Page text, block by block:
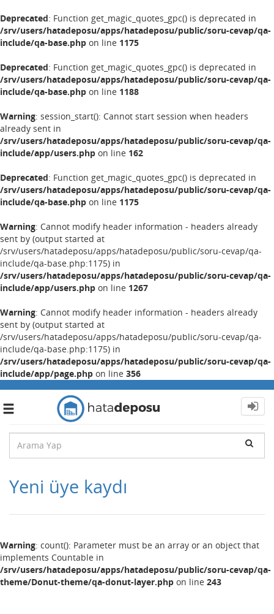
Deprecated: Function get_magic_quotes_gpc() is deprecated in
/srv/users/hatadeposu/apps/hatadeposu/public/soru-cevap/qa-
include/qa-base.php on line 1175
Deprecated: Function get_magic_quotes_gpc() is deprecated in
/srv/users/hatadeposu/apps/hatadeposu/public/soru-cevap/qa-
include/qa-base.php on line 1188
Warning: session_start(): Cannot start session when headers
already sent in
/srv/users/hatadeposu/apps/hatadeposu/public/soru-cevap/qa-
include/app/users.php on line 162
Deprecated: Function get_magic_quotes_gpc() is deprecated in
/srv/users/hatadeposu/apps/hatadeposu/public/soru-cevap/qa-
include/qa-base.php on line 1175
Warning: Cannot modify header information - headers already
sent by (output started at
/srv/users/hatadeposu/apps/hatadeposu/public/soru-cevap/qa-
include/qa-base.php:1175) in
/srv/users/hatadeposu/apps/hatadeposu/public/soru-cevap/qa-
include/app/users.php on line 1267
Warning: Cannot modify header information - headers already
sent by (output started at
/srv/users/hatadeposu/apps/hatadeposu/public/soru-cevap/qa-
include/qa-base.php:1175) in
/srv/users/hatadeposu/apps/hatadeposu/public/soru-cevap/qa-
include/app/page.php on line 356
Toggle
Yeni üye kaydı
Warning: count(): Parameter must be an array or an object that
implements Countable in
/srv/users/hatadeposu/apps/hatadeposu/public/soru-cevap/qa-
theme/Donut-theme/qa-donut-layer.php on line 243